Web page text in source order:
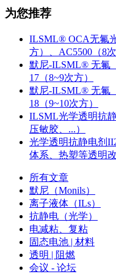
为您推荐
ILSML® OCA无氟
方）、AC5500（8次
默尼-ILSML® 无氟
17（8~9次方）
默尼-ILSML® 无氟
18（9~10次方）
ILSML光学透明抗
压敏胶、...）
光学透明抗静电剂
体系、热塑等透明
所有文章
默尼（Monils）
离子液体（ILs）
抗静电（光学）
电减粘、复粘
固态电池 | 材料
透明 | 阻燃
会议 - 论坛